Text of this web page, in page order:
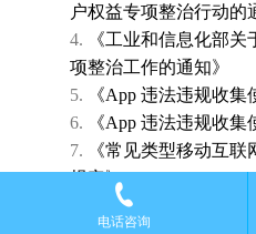
户权益专项整治行动的
4.
《工业和信息化部
项整治工作的通知》
5.
《App 违法违规收集
6.
《App 违法违规收集
7.
《常见类型移动互
规定》
《GB/T 35273-2020
电话咨询